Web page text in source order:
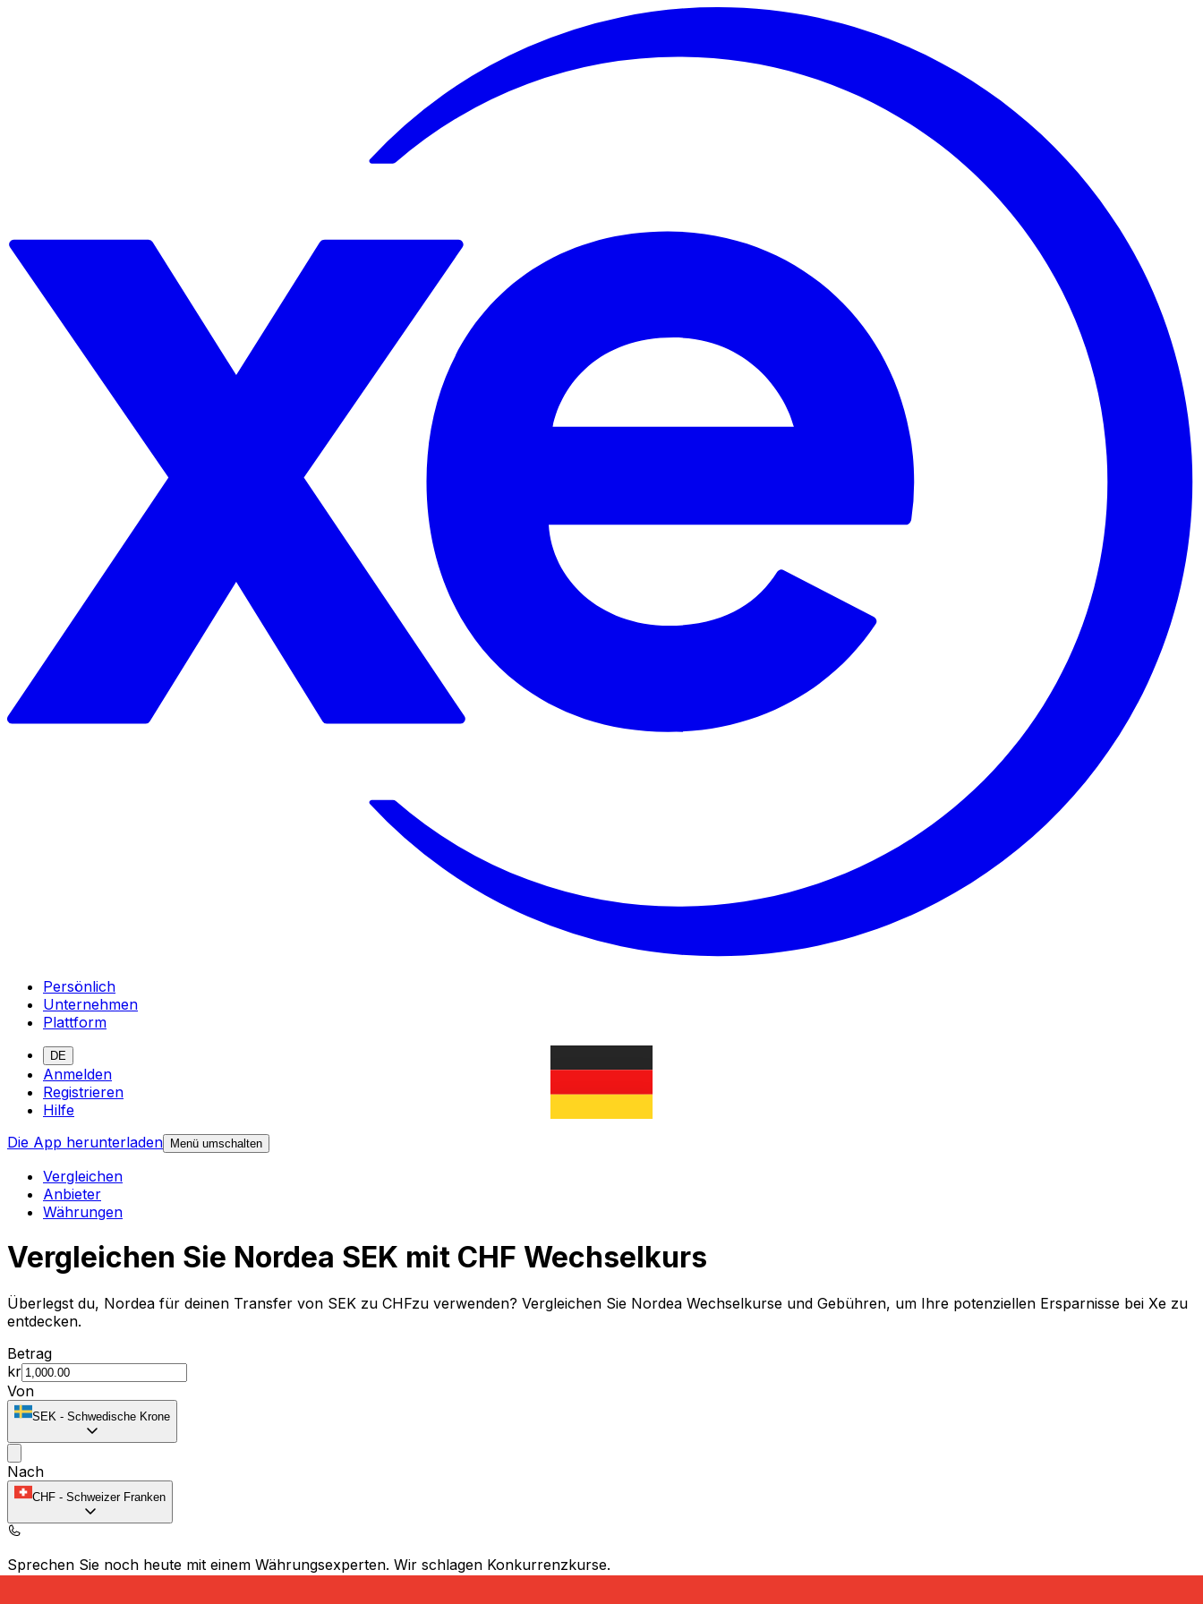
Persönlich
Unternehmen
Plattform
DE
Anmelden
Registrieren
Hilfe
Die App herunterladen Menü umschalten
Vergleichen
Anbieter
Währungen
Vergleichen Sie Nordea SEK mit CHF Wechselkurs
Überlegst du, Nordea für deinen Transfer von SEK zu CHFzu verwenden? Vergleichen Sie Nordea Wechselkurse und Gebühren, um Ihre potenziellen Ersparnisse bei Xe zu
entdecken.
Betrag
kr
Von
SEK - Schwedische Krone
Nach
CHF - Schweizer Franken
Sprechen Sie noch heute mit einem Währungsexperten. Wir schlagen Konkurrenzkurse.